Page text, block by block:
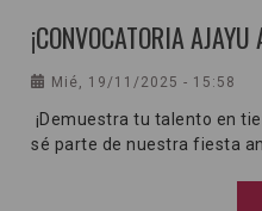
¡CONVOCATORIA
Mié, 19/11/2025 - 15:58
¡Demuestra tu talento en
sé parte de nuestra fiesta